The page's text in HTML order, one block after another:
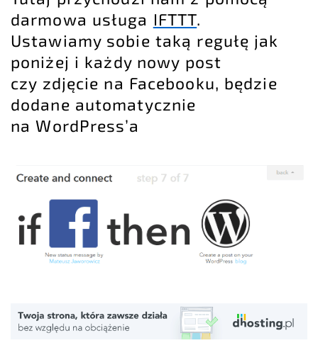
darmowa usługa IFTTT.
Ustawiamy sobie taką regułę jak
poniżej i każdy nowy post
czy zdjęcie na Facebooku, będzie
dodane automatycznie
na WordPress’a